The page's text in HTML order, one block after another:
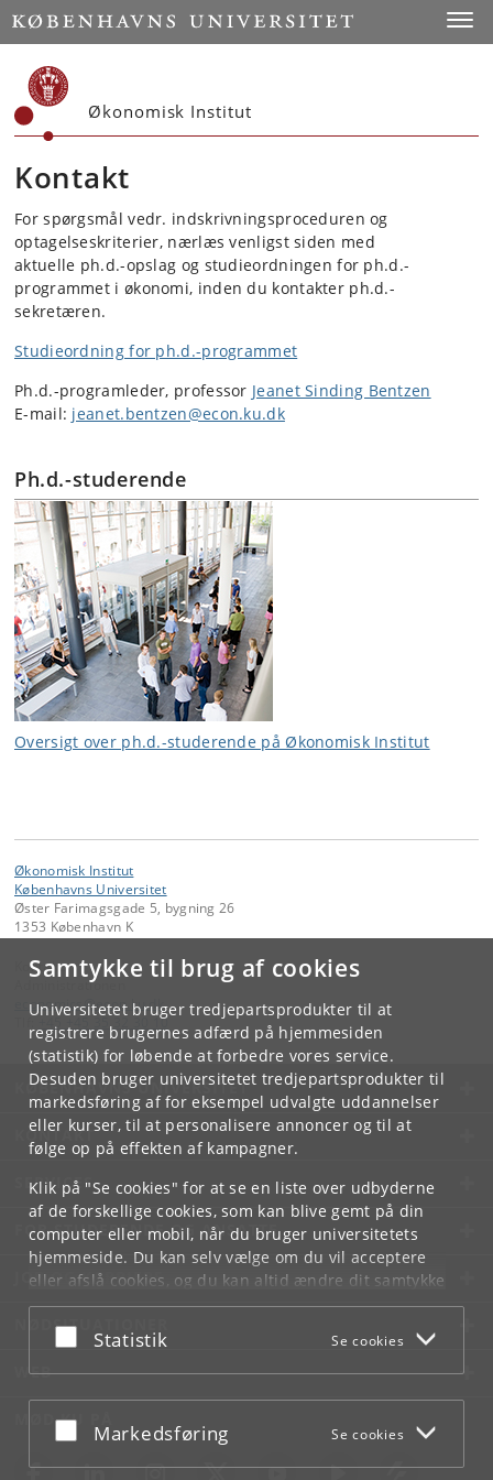
Samtykke til brug af cookies
Universitetet bruger tredjepartsprodukter til at
registrere brugernes adfærd på hjemmesiden
(statistik) for løbende at forbedre vores service.
Desuden bruger universitetet tredjepartsprodukter til
markedsføring af for eksempel udvalgte uddannelser
eller kurser, til at personalisere annoncer og til at
følge op på effekten af kampagner.
Klik på "Se cookies" for at se en liste over udbyderne
af de forskellige cookies, som kan blive gemt på din
computer eller mobil, når du bruger universitetets
hjemmeside. Du kan selv vælge om du vil acceptere
eller afslå cookies, og du kan altid ændre dit samtykke
underCookie- og privatlivspolitiksom du finder i
bunden af hver side.
Acceptér eller afslå
Statistik Se cookies
Acceptér eller afslå
Markedsføring Se cookies
Start
Økonomisk Institut
Kontakt
For spørgsmål vedr. indskrivningsproceduren og
optagelseskriterier, nærlæs venligst siden med
aktuelle ph.d.-opslag og studieordningen for ph.d.-
programmet i økonomi, inden du kontakter ph.d.-
sekretæren.
Studieordning for ph.d.-programmet
Ph.d.-programleder, professor Jeanet Sinding Bentzen
E-mail: jeanet.bentzen@econ.ku.dk
Ph.d.-studerende
Oversigt over ph.d.-studerende på Økonomisk Institut
Økonomisk Institut
Københavns Universitet
Øster Farimagsgade 5, bygning 26
1353 København K
Kontakt:
Administrationen
economics@econ. ku.dk
+45 +45 35 32 30 10
KØBENHAVNS UNIVERSITET
KONTAKT
SERVICES
FOR STUDERENDE OG ANSATTE
JOB OG KARRIERE
NØDSITUATIONER
WEB
MØD KU PÅ